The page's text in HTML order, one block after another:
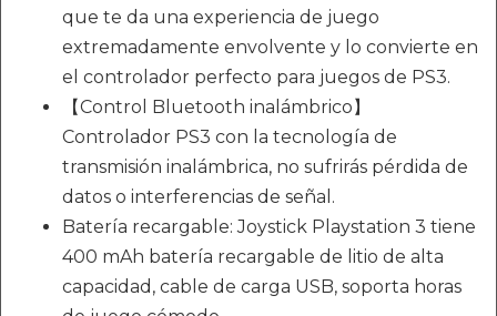
que te da una experiencia de juego
extremadamente envolvente y lo convierte en
el controlador perfecto para juegos de PS3.
【Control Bluetooth inalámbrico】
Controlador PS3 con la tecnología de
transmisión inalámbrica, no sufrirás pérdida de
datos o interferencias de señal.
Batería recargable: Joystick Playstation 3 tiene
400 mAh batería recargable de litio de alta
capacidad, cable de carga USB, soporta horas